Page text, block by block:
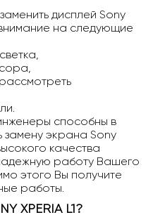
дисплей Sony
на следующие
способны в
замену экрана Sony
качества
работу Вашего
этого Вы получите
работы.
XPERIA L1?